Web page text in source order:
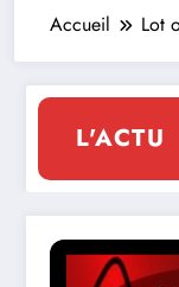
Accueil Lot
L'ACTU
de l’abbaye
Drag